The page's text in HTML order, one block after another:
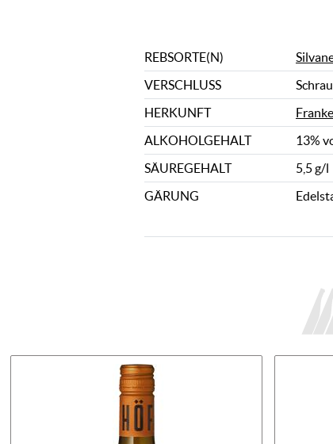
REBSORTE(N)
VERSCHLUSS
HERKUNFT
ALKOHOLGEHALT
13%
SÄUREGEHALT
5,5 g/l
GÄRUNG